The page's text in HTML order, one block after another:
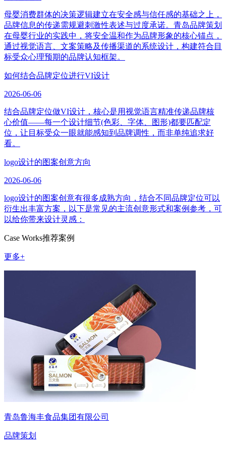
母婴消费群体的决策逻辑建立在安全感与信任感的基础之上，
品牌信息的传递需规避刺激性表述与过度承诺。青岛品牌策划
在母婴行业的实践中，将安全温和作为品牌形象的核心锚点，
通过视觉语言、文案策略及传播渠道的系统设计，构建符合目
标受众心理预期的品牌认知框架。
如何结合品牌定位进行VI设计
2026-06-06
结合品牌定位做VI设计，核心是用视觉语言精准传递品牌核
心价值——每一个设计细节(色彩、字体、图形)都要匹配定
位，让目标受众一眼就能感知到品牌调性，而非单纯追求好
看。
logo设计的图案创意方向
2026-06-06
logo设计的图案创意有很多成熟方向，结合不同品牌定位可以
衍生出丰富方案，以下是常见的主流创意形式和案例参考，可
以给你带来设计灵感：
Case Works推荐案例
更多+
青岛鲁海丰食品集团有限公司
品牌策划